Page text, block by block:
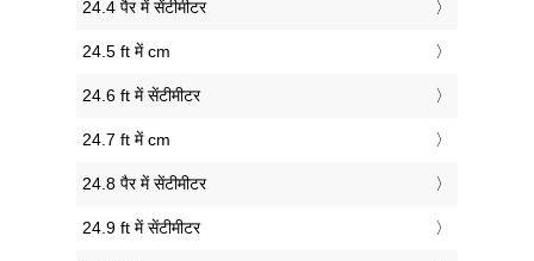
24.4 पैर में सेंटीमीटर
24.5 ft में cm
24.6 ft में सेंटीमीटर
24.7 ft में cm
24.8 पैर में सेंटीमीटर
24.9 ft में सेंटीमीटर